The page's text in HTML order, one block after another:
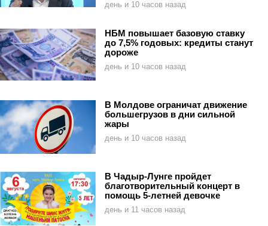
день и 10 часов назад
НБМ повышает базовую ставку
до 7,5% годовых: кредиты станут
дороже
день и 10 часов назад
В Молдове ограничат движение
большегрузов в дни сильной
жары
день и 10 часов назад
В Чадыр-Лунге пройдет
благотворительный концерт в
помощь 5-летней девочке
день и 11 часов назад